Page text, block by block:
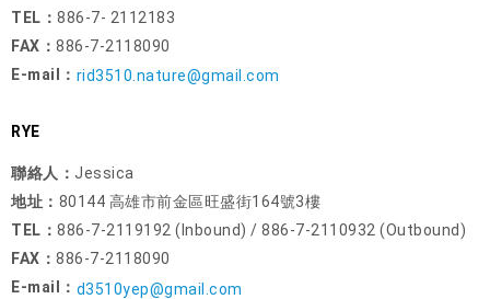
TEL： 886-7- 2112183
FAX： 886-7-2118090
E-mail： rid3510.nature@gmail.com
RYE
聯絡人： Jessica
地址： 80144 高雄市前金區旺盛街164號3樓
TEL： 886-7-2119192 (Inbound) / 886-7-2110932 (Outbound)
FAX： 886-7-2118090
E-mail： d3510yep@gmail.com